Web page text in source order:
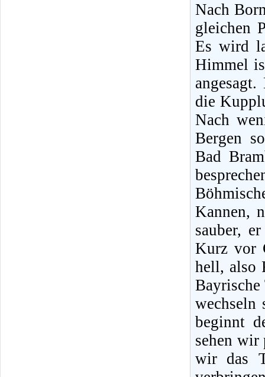
Nach
gleichen
Es wird
Himmel
die
Nach
Bergen
Bad
Kannen,
sauber,
Kurz vor
hell, also
wechseln
beginnt
sehen wir
wir das